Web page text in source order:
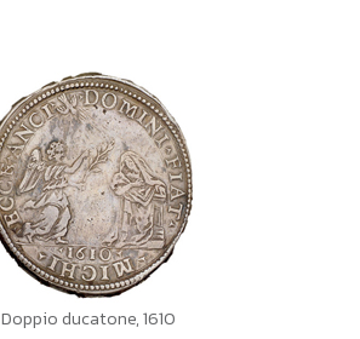
Doppio ducatone, 1610